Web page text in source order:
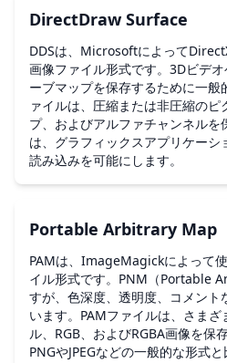
DirectDraw Surface
DDSは、Microsoftによって
画像ファイル形式です。3Dビデ
ーブマップを保存するために一般
ァイルは、圧縮または非圧縮のピ
プ、およびアルファチャンネル
は、グラフィックスアプリケーシ
読み込みを可能にします。
Portable Arbitrary Map
PAMは、ImageMagickによって
イル形式です。PNM（Portable
すが、色深度、透明度、コメント
います。PAMファイルは、さま
ル、RGB、およびRGBA画像を保
PNGやJPEGなどの一般的な形式